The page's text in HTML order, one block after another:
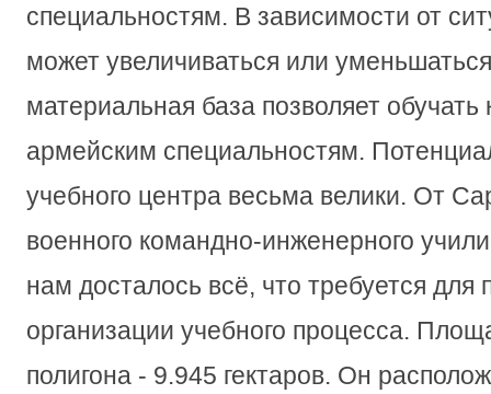
специальностям. В зависимости от
может увеличиваться или
материальная база позволяет
армейским специальностям.
учебного центра весьма велики. От
военного командно-инженерного
нам досталось всё, что требуется для
организации учебного процесса.
полигона - 9.945 гектаров. Он